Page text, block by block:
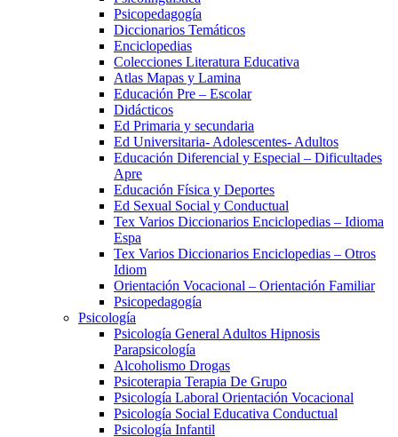
Psicopedagogía
Diccionarios Temáticos
Enciclopedias
Colecciones Literatura Educativa
Atlas Mapas y Lamina
Educación Pre – Escolar
Didácticos
Ed Primaria y secundaria
Ed Universitaria- Adolescentes- Adultos
Educación Diferencial y Especial – Dificultades
Apre
Educación Física y Deportes
Ed Sexual Social y Conductual
Tex Varios Diccionarios Enciclopedias – Idioma
Espa
Tex Varios Diccionarios Enciclopedias – Otros
Idiom
Orientación Vocacional – Orientación Familiar
Psicopedagogía
Psicología
Psicología General Adultos Hipnosis
Parapsicología
Alcoholismo Drogas
Psicoterapia Terapia De Grupo
Psicología Laboral Orientación Vocacional
Psicología Social Educativa Conductual
Psicología Infantil